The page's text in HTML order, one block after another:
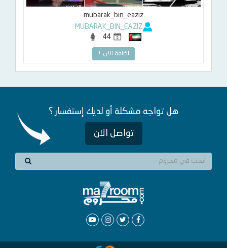
mubarak_bin_eaziz
MUBARAK_BIN_EAZIZ
44
اضافة الان +
هل تواجه مشكلة أو لديك إستفسار ؟
تواصل الان